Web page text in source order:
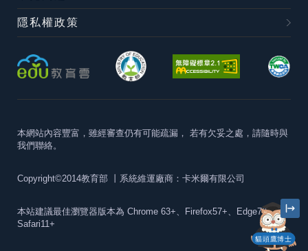
貓頭鷹博士
隱私權政策
本網站內容豐富，雖經審查仍有可能疏漏， 若有欠妥之處，請隨時與
我們聯絡。
Copyright©2014教育部 丨系統維運廠商：卡米爾有限公司
本站建議最佳瀏覽器版本為 Chrome 63+、Firefox57+、Edge79+及
Safari11+